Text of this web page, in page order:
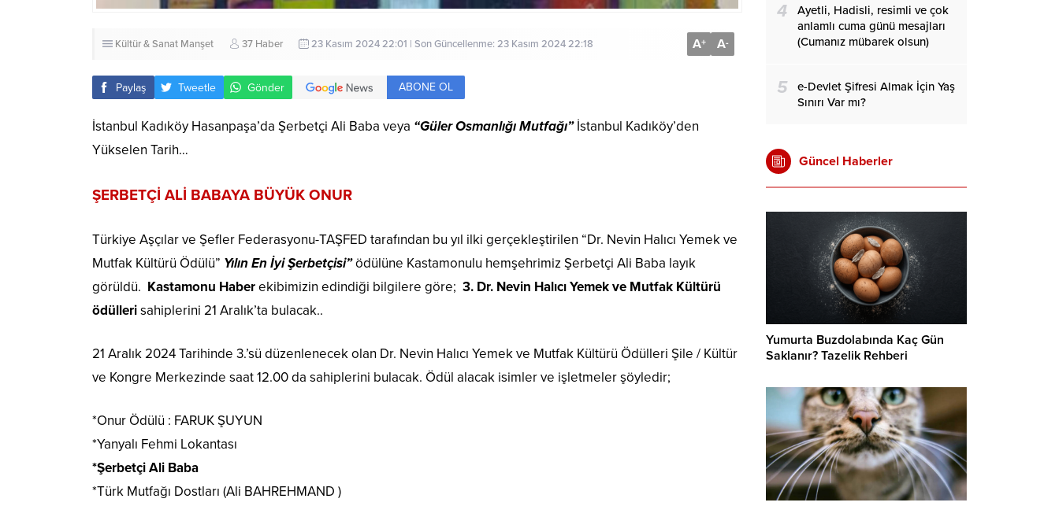
Kültür & Sanat Manşet 37 Haber 23 Kasım 2024 22:01 | Son Güncellenme: 23 Kasım 2024 22:18 A+ A-
Paylaş Tweetle Gönder ABONE OL
İstanbul Kadıköy Hasanpaşa’da Şerbetçi Ali Baba veya “Güler Osmanlığı Mutfağı”İstanbul Kadıköy’den
Yükselen Tarih…
ŞERBETÇİ ALİ BABAYA BÜYÜK ONUR
Türkiye Aşçılar ve Şefler Federasyonu-TAŞFED tarafından bu yıl ilki gerçekleştirilen “Dr. Nevin Halıcı Yemek ve
Mutfak Kültürü Ödülü” Yılın En İyi Şerbetçisi”ödülüne Kastamonulu hemşehrimiz Şerbetçi Ali Baba layık
görüldü. Kastamonu Haberekibimizin edindiği bilgilere göre; 3. Dr. Nevin Halıcı Yemek ve Mutfak Kültürü
ödüllerisahiplerini 21 Aralık’ta bulacak..
21 Aralık 2024 Tarihinde 3.’sü düzenlenecek olan Dr. Nevin Halıcı Yemek ve Mutfak Kültürü Ödülleri Şile / Kültür
ve Kongre Merkezinde saat 12.00 da sahiplerini bulacak. Ödül alacak isimler ve işletmeler şöyledir;
*Onur Ödülü : FARUK ŞUYUN
*Yanyalı Fehmi Lokantası
*Şerbetçi Ali Baba
*Türk Mutfağı Dostları (Ali BAHREHMAND )
4
Ayetli, Hadisli, resimli ve çok
anlamlı cuma günü mesajları
(Cumanız mübarek olsun)
5
e-Devlet Şifresi Almak İçin Yaş
Sınırı Var mı?
Güncel Haberler
Yumurta Buzdolabında Kaç Gün
Saklanır? Tazelik Rehberi